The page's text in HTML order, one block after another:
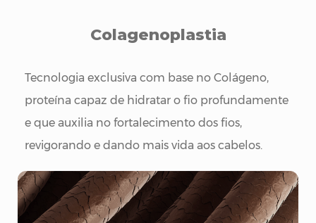
Colagenoplastia
Tecnologia exclusiva com base no Colágeno,
proteína capaz de hidratar o fio profundamente
e que auxilia no fortalecimento dos fios,
revigorando e dando mais vida aos cabelos.